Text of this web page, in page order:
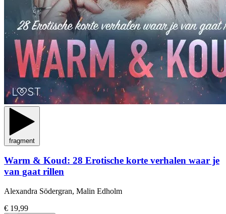
fragment
Warm & Koud: 28 Erotische korte verhalen waar je
van gaat rillen
Alexandra Södergran, Malin Edholm
€ 19,99